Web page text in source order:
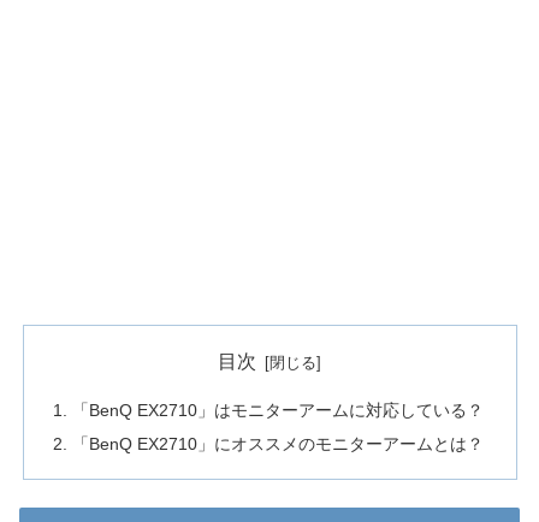
目次
「BenQ EX2710」はモニターアームに対応している？
「BenQ EX2710」にオススメのモニターアームとは？